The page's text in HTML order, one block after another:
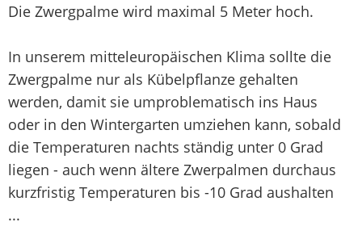
Die Zwergpalme wird maximal 5 Meter hoch.
In unserem mitteleuropäischen Klima sollte die
Zwergpalme nur als Kübelpflanze gehalten
werden, damit sie umproblematisch ins Haus
oder in den Wintergarten umziehen kann, sobald
die Temperaturen nachts ständig unter 0 Grad
liegen - auch wenn ältere Zwerpalmen durchaus
kurzfristig Temperaturen bis -10 Grad aushalten
...